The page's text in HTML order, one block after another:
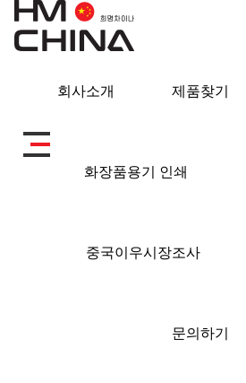
회사소개 제품찾기
화장품용기 인쇄
중국이우시장조사
문의하기